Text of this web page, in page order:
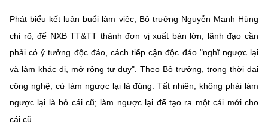
Phát biểu kết luận buổi làm việc, Bộ trưởng Nguyễn Mạnh Hùng
chỉ rõ, để NXB TT&TT thành đơn vị xuất bản lớn, lãnh đạo cần
phải có ý tưởng độc đáo, cách tiếp cận độc đáo "nghĩ ngược lại
và làm khác đi, mở rộng tư duy". Theo Bộ trưởng, trong thời đại
công nghệ, cứ làm ngược lại là đúng. Tất nhiên, không phải làm
ngược lại là bỏ cái cũ; làm ngược lại để tạo ra một cái mới cho
cái cũ.